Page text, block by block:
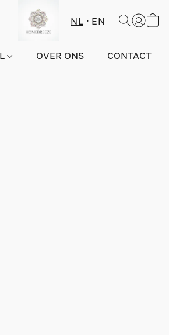
NL EN
OVER ONS CONTACT